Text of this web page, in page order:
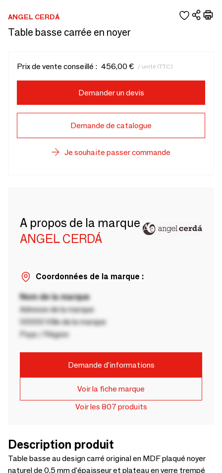
ANGEL CERDÁ
Table basse carrée en noyer
Prix de vente conseillé : 456,00 € / unité (TTC)
Demander un devis
Demande de catalogue
Je souhaite passer commande
A propos de la marque
ANGEL CERDÁ
Coordonnées de la marque :
Nom de la marque
Adresse de la marque
00000 Ville de la marque
Pays / Région
Demande d'informations
Voir la fiche marque
Voir les 807 produits
Description produit
Table basse au design carré original en MDF plaqué noyer
naturel de 0,5 mm d'épaisseur et plateau en verre trempé